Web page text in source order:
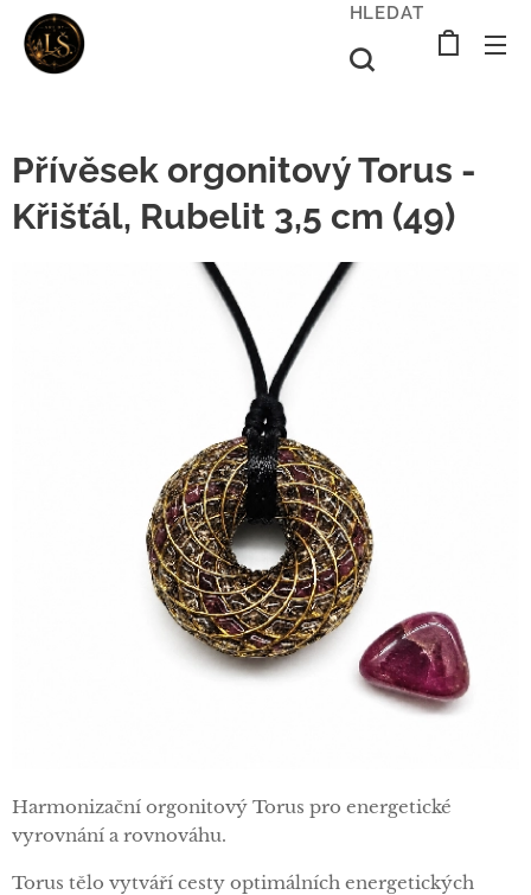
HLEDAT
Přívěsek orgonitový Torus -
Křišťál, Rubelit 3,5 cm (49)
Harmonizační orgonitový Torus pro energetické
vyrovnání a rovnováhu.
Torus tělo vytváří cesty optimálních energetických